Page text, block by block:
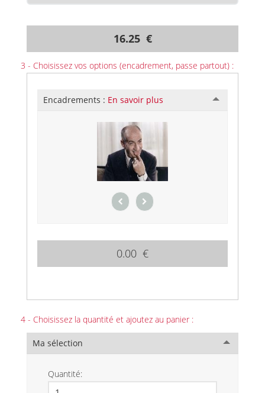
16.25 €
3 - Choisissez vos options (encadrement, passe partout) :
Encadrements : En savoir plus
0.00 €
4 - Choisissez la quantité et ajoutez au panier :
Ma sélection
Quantité: